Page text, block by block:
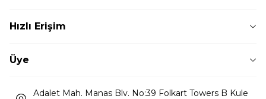
Hızlı Erişim
Üye
Adalet Mah. Manas Blv. No:39 Folkart Towers B Kule